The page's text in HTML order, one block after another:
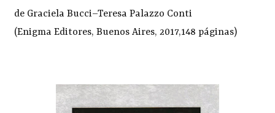
de Graciela Bucci–Teresa Palazzo Conti
(Enigma Editores, Buenos Aires, 2017,148 páginas)